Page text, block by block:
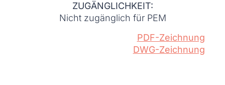
ZUGÄNGLICHKEIT:
Nicht zugänglich für PEM
PDF-Zeichnung
DWG-Zeichnung